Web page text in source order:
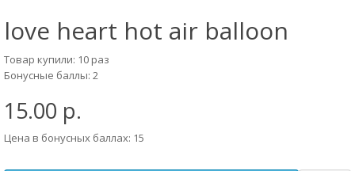
love heart hot air balloon
Товар купили: 10 раз
Бонусные баллы: 2
15.00 р.
Цена в бонусных баллах: 15